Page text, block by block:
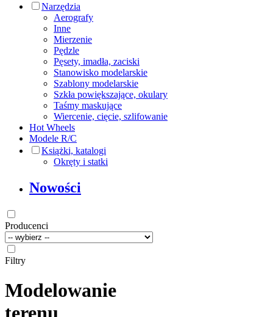
Narzędzia
Aerografy
Inne
Mierzenie
Pędzle
Pęsety, imadła, zaciski
Stanowisko modelarskie
Szablony modelarskie
Szkła powiększające, okulary
Taśmy maskujące
Wiercenie, cięcie, szlifowanie
Hot Wheels
Modele R/C
Książki, katalogi
Okręty i statki
Nowości
Producenci
Filtry
Modelowanie